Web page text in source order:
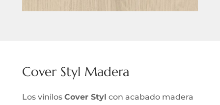
Cover Styl Madera
Los vinilos Cover Styl con acabado madera